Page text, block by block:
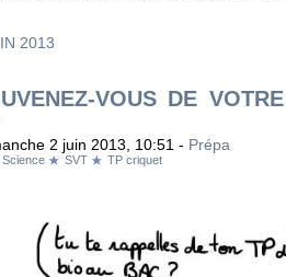
2013
VOUS DE
2 juin 2013, 10:51 - Prépa
Science SVT TP criquet